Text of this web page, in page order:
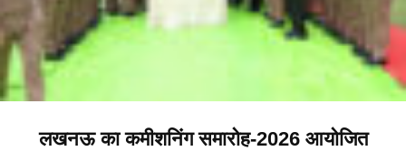
लखनऊ का कमीशनिंग समारोह-2026 आयोजित